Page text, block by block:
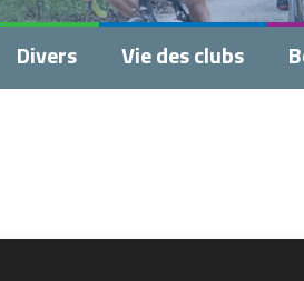
Divers Vie des clubs